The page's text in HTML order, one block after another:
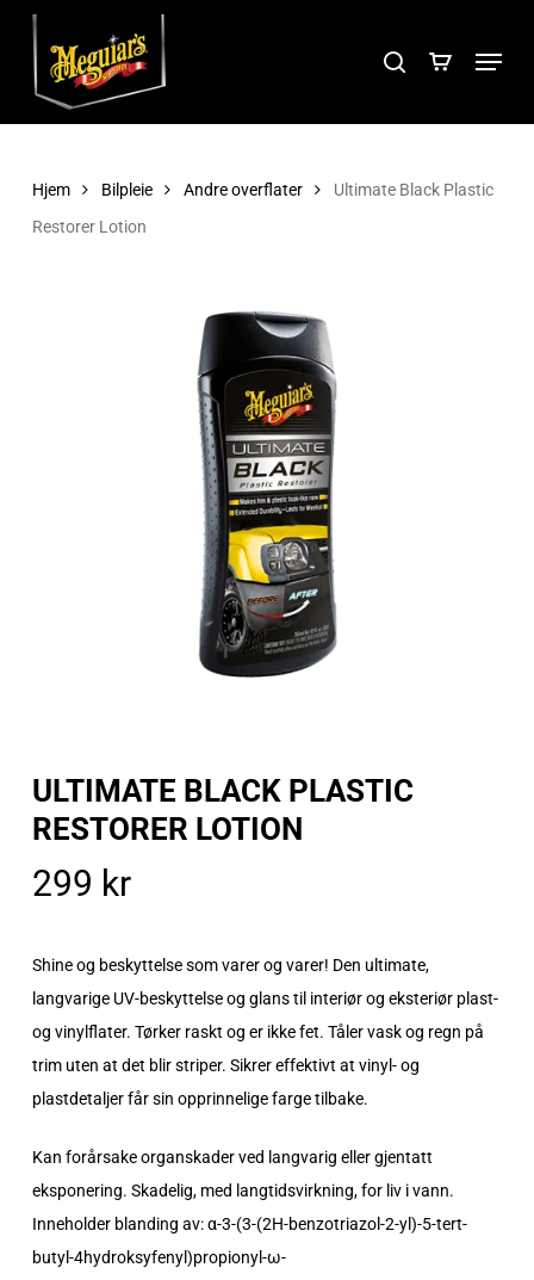
main
search Menu
Hjem Bilpleie Andre overflater
Ultimate Black Plastic
Restorer Lotion
ULTIMATE BLACK PLASTIC
RESTORER LOTION
299 kr
Shine og beskyttelse som varer og varer! Den ultimate,
langvarige UV-beskyttelse og glans til interiør og eksteriør plast-
og vinylflater. Tørker raskt og er ikke fet. Tåler vask og regn på
trim uten at det blir striper. Sikrer effektivt at vinyl- og
plastdetaljer får sin opprinnelige farge tilbake.
Kan forårsake organskader ved langvarig eller gjentatt
eksponering. Skadelig, med langtidsvirkning, for liv i vann.
Inneholder blanding av: α-3-(3-(2H-benzotriazol-2-yl)-5-tert-
butyl-4hydroksyfenyl)propionyl-ω-
Close